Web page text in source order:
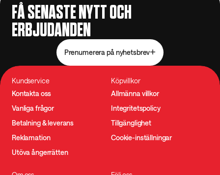
FÅ SENASTE NYTT OCH
ERBJUDANDEN
Prenumerera på nyhetsbrev
Kundservice
Kontakta oss
Vanliga frågor
Betalning & leverans
Reklamation
Utöva ångerrätten
Köpvillkor
Allmänna villkor
Integritetspolicy
Tillgänglighet
Cookie-inställningar